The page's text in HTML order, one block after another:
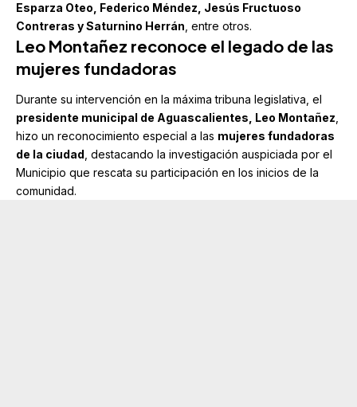
Esparza Oteo, Federico Méndez, Jesús Fructuoso
Contreras y Saturnino Herrán, entre otros.
Leo Montañez reconoce el legado de las
mujeres fundadoras
Durante su intervención en la máxima tribuna legislativa, el
presidente municipal de Aguascalientes, Leo Montañez
hizo un reconocimiento especial a las mujeres fundadoras
de la ciudad , destacando la investigación auspiciada por el
Municipio que rescata su participación en los inicios de la
comunidad.